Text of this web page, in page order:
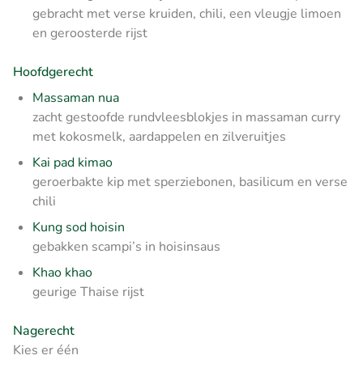
gebracht met verse kruiden, chili, een vleugje limoen
en geroosterde rijst
Hoofdgerecht
Massaman nua
zacht gestoofde rundvleesblokjes in massaman curry
met kokosmelk, aardappelen en zilveruitjes
Kai pad kimao
geroerbakte kip met sperziebonen, basilicum en verse
chili
Kung sod hoisin
gebakken scampi’s in hoisinsaus
Khao khao
geurige Thaise rijst
Nagerecht
Kies er één